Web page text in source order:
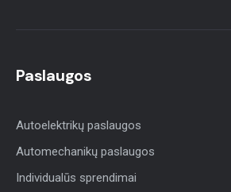
Paslaugos
Autoelektrikų paslaugos
Automechanikų paslaugos
Individualūs sprendimai